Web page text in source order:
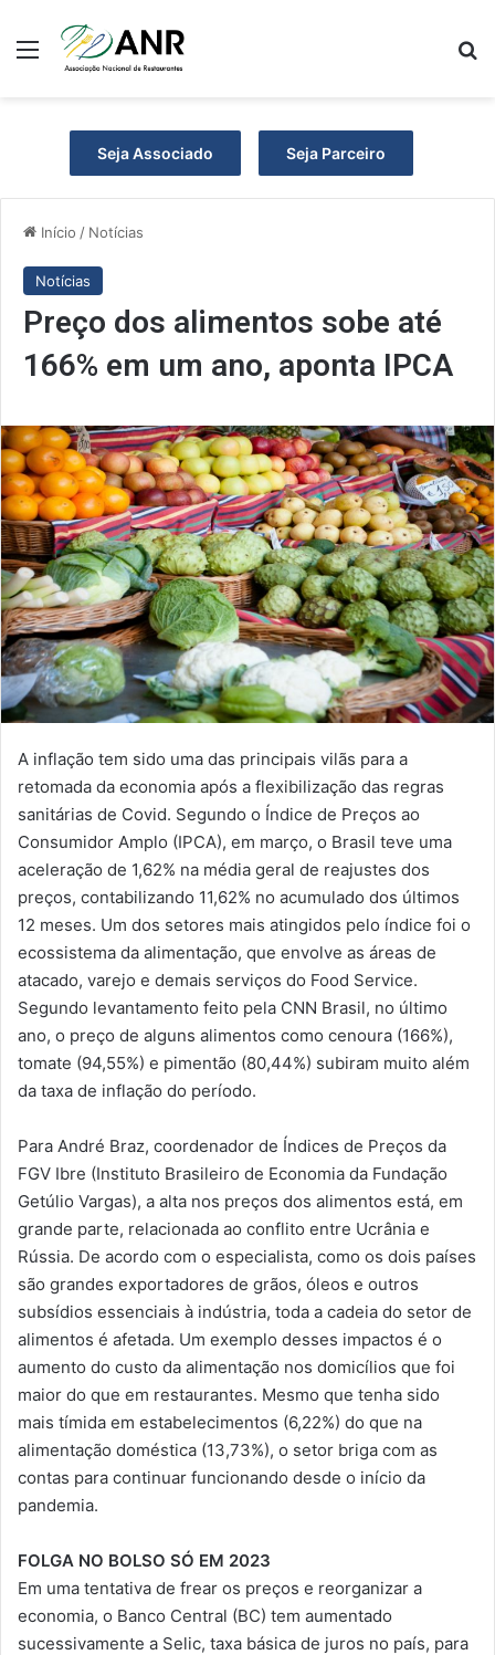
Menu
Seja Associado Seja Parceiro
Início / Notícias
Notícias
Preço dos alimentos sobe até
166% em um ano, aponta IPCA
A inflação tem sido uma das principais vilãs para a
retomada da economia após a flexibilização das regras
sanitárias de Covid. Segundo o Índice de Preços ao
Consumidor Amplo (IPCA), em março, o Brasil teve uma
aceleração de 1,62% na média geral de reajustes dos
preços, contabilizando 11,62% no acumulado dos últimos
12 meses. Um dos setores mais atingidos pelo índice foi o
ecossistema da alimentação, que envolve as áreas de
atacado, varejo e demais serviços do Food Service.
Segundo levantamento feito pela CNN Brasil, no último
ano, o preço de alguns alimentos como cenoura (166%),
tomate (94,55%) e pimentão (80,44%) subiram muito além
da taxa de inflação do período.
Para André Braz, coordenador de Índices de Preços da
FGV Ibre (Instituto Brasileiro de Economia da Fundação
Getúlio Vargas), a alta nos preços dos alimentos está, em
grande parte, relacionada ao conflito entre Ucrânia e
Rússia. De acordo com o especialista, como os dois países
são grandes exportadores de grãos, óleos e outros
subsídios essenciais à indústria, toda a cadeia do setor de
alimentos é afetada. Um exemplo desses impactos é o
aumento do custo da alimentação nos domicílios que foi
maior do que em restaurantes. Mesmo que tenha sido
mais tímida em estabelecimentos (6,22%) do que na
alimentação doméstica (13,73%), o setor briga com as
contas para continuar funcionando desde o início da
pandemia.
FOLGA NO BOLSO SÓ EM 2023
Em uma tentativa de frear os preços e reorganizar a
economia, o Banco Central (BC) tem aumentado
sucessivamente a Selic, taxa básica de juros no país, para